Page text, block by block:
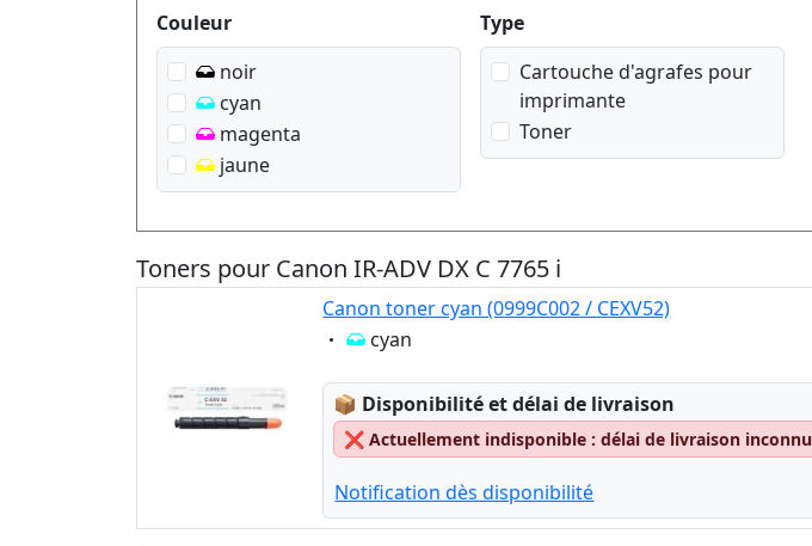
Produktfilter
Couleur
noir
cyan
magenta
jaune
Type
Cartouche d'agrafes pour
imprimante
Toner
Toners pour Canon IR-ADV DX C 7765 i
Canon toner cyan (0999C002 / CEXV52)
Eigenschaft:
cyan
📦 Lagerstatus:
Disponibilité et délai de livraison
❌ Actuellement indisponible : délai de livraison inconnu
Notification dès disponibilité